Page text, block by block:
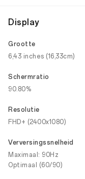
Display
Grootte
6,43 inches (16,33cm)
Schermratio
90.80%
Resolutie
FHD+ (2400x1080)
Verversingssnelheid
Maximaal: 90Hz
Optimaal (60/90)